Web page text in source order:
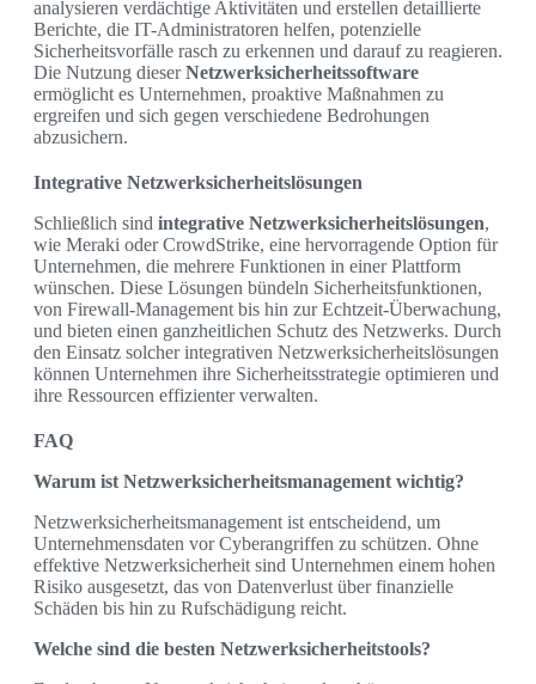
analysieren verdächtige Aktivitäten und erstellen detaillierte
Berichte, die IT-Administratoren helfen, potenzielle
Sicherheitsvorfälle rasch zu erkennen und darauf zu reagieren.
Die Nutzung dieserNetzwerksicherheitssoftware
ermöglicht es Unternehmen, proaktive Maßnahmen zu
ergreifen und sich gegen verschiedene Bedrohungen
abzusichern.
Integrative Netzwerksicherheitslösungen
Schließlich sind integrative Netzwerksicherheitslösungen,
wie Meraki oder CrowdStrike, eine hervorragende Option für
Unternehmen, die mehrere Funktionen in einer Plattform
wünschen. Diese Lösungen bündeln Sicherheitsfunktionen,
von Firewall-Management bis hin zur Echtzeit-Überwachung,
und bieten einen ganzheitlichen Schutz des Netzwerks. Durch
den Einsatz solcher integrativen Netzwerksicherheitslösungen
können Unternehmen ihre Sicherheitsstrategie optimieren und
ihre Ressourcen effizienter verwalten.
FAQ
Warum ist Netzwerksicherheitsmanagement wichtig?
Netzwerksicherheitsmanagement ist entscheidend, um
Unternehmensdaten vor Cyberangriffen zu schützen. Ohne
effektive Netzwerksicherheit sind Unternehmen einem hohen
Risiko ausgesetzt, das von Datenverlust über finanzielle
Schäden bis hin zu Rufschädigung reicht.
Welche sind die besten Netzwerksicherheitstools?